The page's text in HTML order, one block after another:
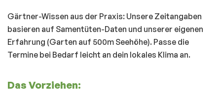
Gärtner-Wissen aus der Praxis: Unsere Zeitangaben
basieren auf Samentüten-Daten und unserer eigenen
Erfahrung (Garten auf 500m Seehöhe). Passe die
Termine bei Bedarf leicht an dein lokales Klima an.
Das Vorziehen: